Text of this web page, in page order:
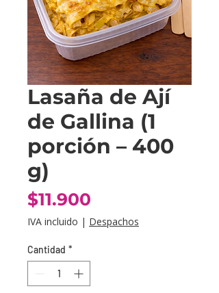
Lasaña de Ají
de Gallina (1
porción – 400
g)
$11.900
IVA incluido | Despachos
Cantidad *